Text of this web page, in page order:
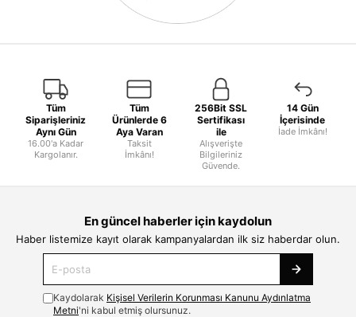
Tüm
Siparişleriniz
Aynı Gün
16.00'a Kadar
Kargolanır.
Tüm
Ürünlerde 6
Aya Varan
Taksit
İmkânı!
256Bit SSL
Sertifikası
ile
Alışverişte
Bilgileriniz
Güvende.
14 Gün
İçerisinde
İade İmkânı!
En güncel haberler için kaydolun
Haber listemize kayıt olarak kampanyalardan ilk siz haberdar olun.
Kaydolarak Kişisel Verilerin Korunması Kanunu Aydınlatma
Metni'ni kabul etmiş olursunuz.